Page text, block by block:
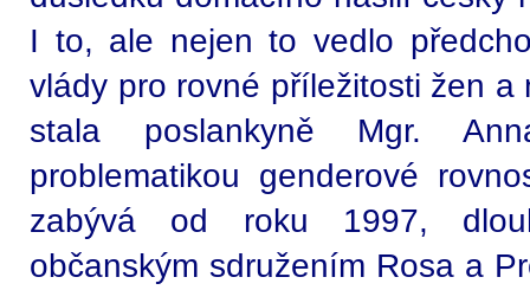
I to, ale nejen to vedlo
vlády pro rovné příležitosti žen
stala poslankyně Mgr.
problematikou genderové
zabývá od roku 1997,
občanským sdružením Rosa a